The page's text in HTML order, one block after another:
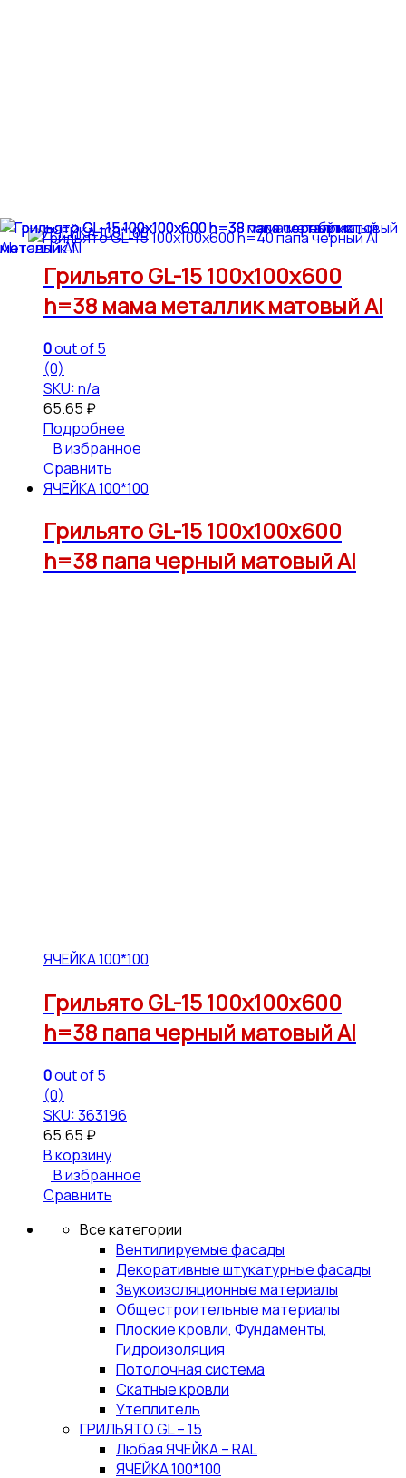
ЯЧЕЙКА 100*100
Грильято GL-15 100х100х600
h=38 мама металлик матовый Al
0out of 5
(0)
SKU: n/a
65.65 ₽
Подробнее
В избранное
Сравнить
ЯЧЕЙКА 100*100
Грильято GL-15 100х100х600
h=38 папа черный матовый Al
ЯЧЕЙКА 100*100
Грильято GL-15 100х100х600
h=38 папа черный матовый Al
0out of 5
(0)
SKU: 363196
65.65 ₽
В корзину
В избранное
Сравнить
Все категории
Вентилируемые фасады
Декоративные штукатурные фасады
Звукоизоляционные материалы
Общестроительные материалы
Плоские кровли, Фундаменты,
Гидроизоляция
Потолочная система
Скатные кровли
Утеплитель
ГРИЛЬЯТО GL – 15
Любая ЯЧЕЙКА – RAL
ЯЧЕЙКА 100*100